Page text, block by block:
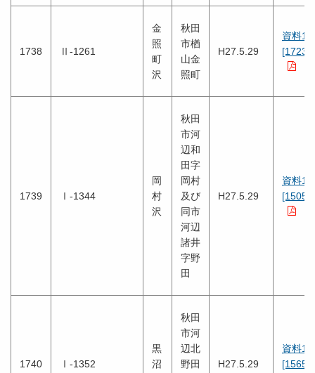
1738 Ⅱ-1261
金
照
町
沢
秋田
市楢
山金
照町
H27.5.29
資料1
1739 Ⅰ-1344
岡
村
沢
秋田
市河
辺和
田字
岡村
及び
同市
河辺
諸井
字野
田
H27.5.29
資料1
1740 Ⅰ-1352
黒
沼
秋田
市河
辺北
野田
H27.5.29
資料1